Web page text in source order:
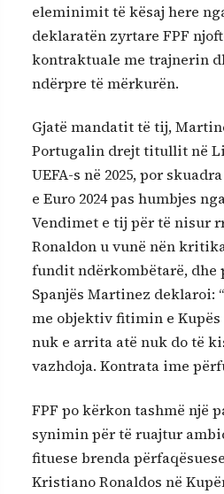
eleminimit të kësaj here
deklaratën zyrtare FPF
kontraktuale me trajnerin
ndërpre të mërkurën.
Gjatë mandatit të tij,
Portugalin drejt titullit në
UEFA-s në 2025, por
e Euro 2024 pas humbjes
Vendimet e tij për të nisur
Ronaldon u vunë nën
fundit ndërkombëtarë, dhe
Spanjës Martinez deklaroi:
me objektiv fitimin e Kupës
nuk e arrita atë nuk do të
vazhdoja. Kontrata ime
FPF po kërkon tashmë një
synimin për të ruajtur
fituese brenda
Kristiano Ronaldos në